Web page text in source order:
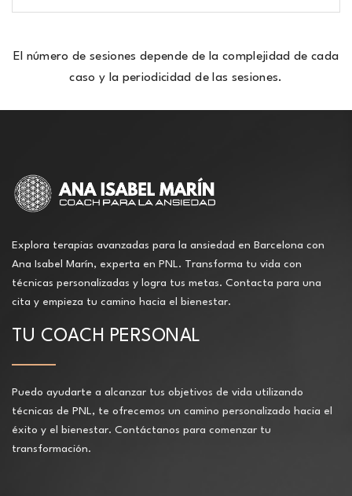
El número de sesiones depende de la complejidad de cada
caso y la periodicidad de las sesiones.
Explora terapias avanzadas para la ansiedad en Barcelona con
Ana Isabel Marín, experta en PNL. Transforma tu vida con
técnicas personalizadas y logra tus metas. Contacta para una
cita y empieza tu camino hacia el bienestar.
TU COACH PERSONAL
Puedo ayudarte a alcanzar tus objetivos de vida utilizando
técnicas de PNL, te ofrecemos un camino personalizado hacia el
éxito y el bienestar. Contáctanos para comenzar tu
transformación.